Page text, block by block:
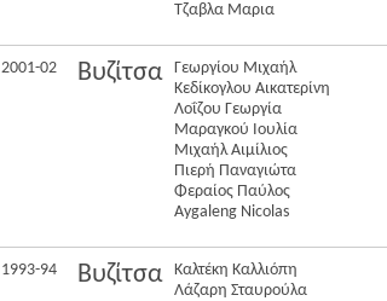
Τζαβλα Μαρια
2001-02 Βυζίτσα
Γεωργίου Μιχαήλ
Κεδίκογλου Αικατερίνη
Λοΐζου Γεωργία
Μαραγκού Ιουλία
Μιχαήλ Αιμίλιος
Πιερή Παναγιώτα
Φεραίος Παύλος
Aygaleng Nicolas
1993-94 Βυζίτσα
Καλτέκη Καλλιόπη
Λάζαρη Σταυρούλα